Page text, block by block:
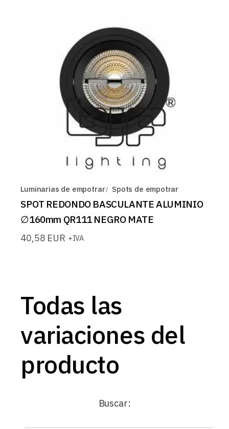
Luminarias de empotrar Spots de empotrar
SPOT REDONDO BASCULANTE ALUMINIO
∅160mm QR111 NEGRO MATE
40,58 EUR +IVA
Todas las
variaciones del
producto
Buscar: